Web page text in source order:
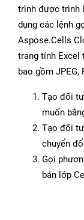
trình được trình
dụng các lệnh
Aspose.Cells
trang tính Excel
bao gồm JPEG,
Tạo đối
muốn
Tạo đối
chuyển
Gọi
bản lớp